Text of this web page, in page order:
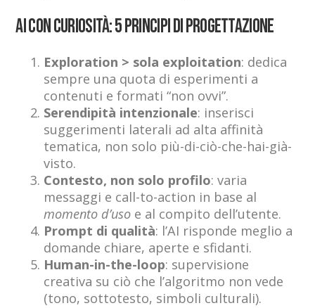
AI con curiosità: 5 principi di progettazione
Exploration > sola exploitation: dedica
sempre una quota di esperimenti a
contenuti e formati “non ovvi”.
Serendipità intenzionale: inserisci
suggerimenti laterali ad alta affinità
tematica, non solo più-di-ciò-che-hai-già-
visto.
Contesto, non solo profilo: varia
messaggi e call-to-action in base al
momento d’uso e al compito dell’utente.
Prompt di qualità: l’AI risponde meglio a
domande chiare, aperte e sfidanti.
Human-in-the-loop: supervisione
creativa su ciò che l’algoritmo non vede
(tono, sottotesto, simboli culturali).